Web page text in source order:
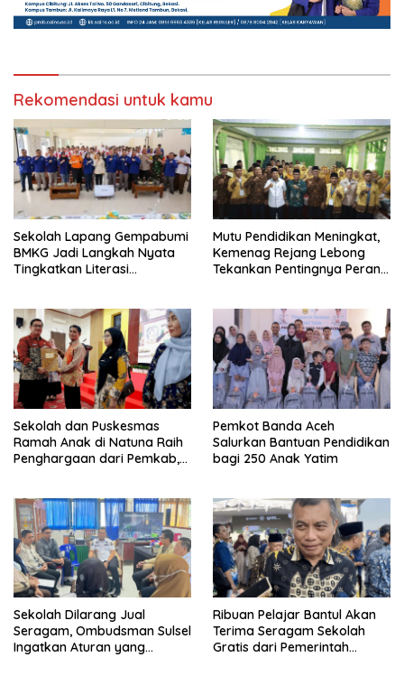
Rekomendasi untuk kamu
Sekolah Lapang Gempabumi
BMKG Jadi Langkah Nyata
Tingkatkan Literasi
Mutu Pendidikan Meningkat,
Kemenag Rejang Lebong
Tekankan Pentingnya Peran
Sekolah dan Puskesmas
Ramah Anak di Natuna Raih
Penghargaan dari Pemkab,
Pemkot Banda Aceh
Salurkan Bantuan Pendidikan
bagi 250 Anak Yatim
Sekolah Dilarang Jual
Seragam, Ombudsman Sulsel
Ingatkan Aturan yang
Ribuan Pelajar Bantul Akan
Terima Seragam Sekolah
Gratis dari Pemerintah